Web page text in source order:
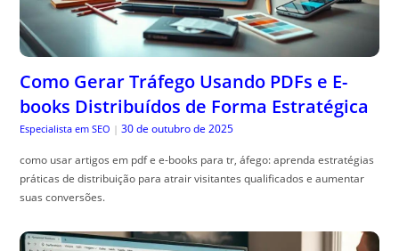
Como Gerar Tráfego Usando PDFs e E-
books Distribuídos de Forma Estratégica
Especialista em SEO | 30 de outubro de 2025
como usar artigos em pdf e e-books para tr, áfego: aprenda estratégias
práticas de distribuição para atrair visitantes qualificados e aumentar
suas conversões.